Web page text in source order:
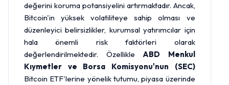
değerini koruma potansiyelini artırmaktadır. Ancak,
Bitcoin'in yüksek volatiliteye sahip olması ve
düzenleyici belirsizlikler, kurumsal yatırımcılar için
hala önemli risk faktörleri olarak
değerlendirilmektedir. Özellikle ABD Menkul
Kıymetler ve Borsa Komisyonu'nun (SEC)
Bitcoin ETF'lerine yönelik tutumu, piyasa üzerinde